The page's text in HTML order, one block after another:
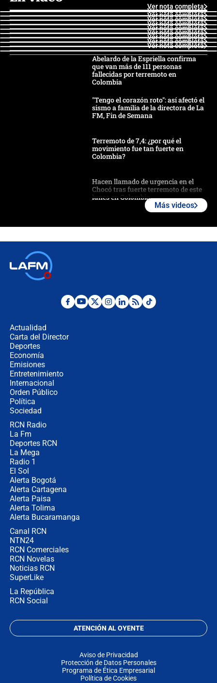
Ver nota completa
Ver nota completa
Ver nota completa
Ver nota completa
Ver nota completa
Ver nota completa
Ver nota completa
Ver nota completa
Ver nota completa
Ver nota completa
Abelardo de la Espriella confirma
que van más de 111 personas
fallecidas por terremoto en
Colombia
"Tengo el corazón roto": así afectó el
sismo a familia de la directora de La
FM, Fin de Semana
Terremoto de 7,4: ¿por qué el
movimiento fue tan fuerte en
Colombia?
Hacen llamado de urgencia en el
Chocó tras fuerte terremoto de este
lunes en Colombia
Fuerte temblor en Colombia hoy:
Más videos
Actualidad
Carta del Director
Deportes
Economía
Emisiones
Entretenimiento
Internacional
Orden Público
Política
Sociedad
RCN Radio
La Fm
Deportes RCN
La Mega
Radio 1
El Sol
Alerta Bogotá
Alerta Cartagena
Alerta Paisa
Alerta Tolima
Alerta Bucaramanga
Canal RCN
NTN24
RCN Comerciales
RCN Novelas
Noticias RCN
SuperLike
La República
RCN Social
ATENCIÓN AL OYENTE
Aviso de Privacidad
Protección de Datos Personales
Programa de Ética Empresarial
Política de Cookies